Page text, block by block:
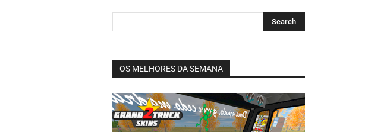
OS MELHORES DA SEMANA